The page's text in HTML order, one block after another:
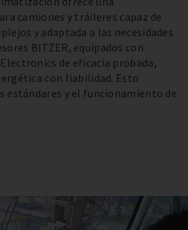
camiones y tráileres capaz de
y adaptada a las necesidades
BITZER, equipados con
de eficacia probada,
con fiabilidad. Esto
estándares y el funcionamiento de